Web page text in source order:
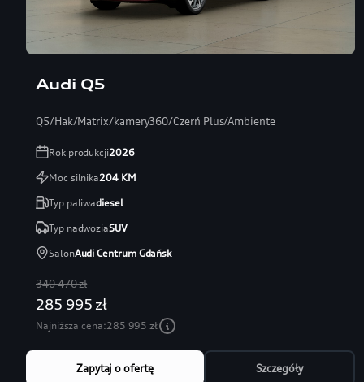
Audi Q5
Q5/Hak/Matrix/kamery360/Czerń Plus/Ambiente
Rok produkcji2026
Moc silnika204KM
Typ paliwadiesel
Typ nadwoziaSUV
SalonAudi Centrum Gdańsk
340 470 zł
285 995 zł
Najniższa cena:285 995 zł
Zapytaj o ofertę Szczegóły